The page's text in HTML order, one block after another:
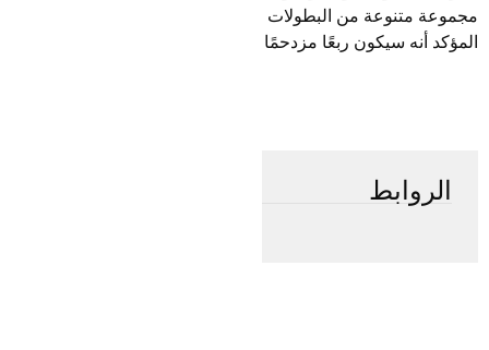
مجموعة متنوعة من البطولات والفعاليات لجميع الأعمار، ومن
المؤكد أنه سيكون ربعًا مزدحمًا ومثيرًا للتنس في المملكة.
الروابط